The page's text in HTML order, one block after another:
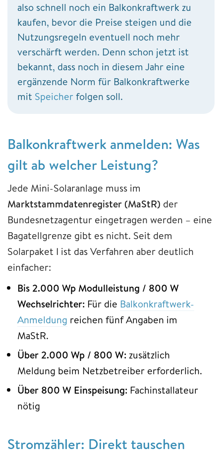
also schnell noch ein Balkonkraftwerk zu
kaufen, bevor die Preise steigen und die
Nutzungsregeln eventuell noch mehr
verschärft werden. Denn schon jetzt ist
bekannt, dass noch in diesem Jahr eine
ergänzende Norm für Balkonkraftwerke
mit Speicherfolgen soll.
Balkonkraftwerk anmelden: Was
gilt ab welcher Leistung?
Jede Mini-Solaranlage muss im
Marktstammdatenregister (MaStR) der
Bundesnetzagentur eingetragen werden – eine
Bagatellgrenze gibt es nicht. Seit dem
Solarpaket I ist das Verfahren aber deutlich
einfacher:
Bis 2.000 Wp Modulleistung / 800 W
Wechselrichter: Für die Balkonkraftwerk-
Anmeldung reichen fünf Angaben im
MaStR.
Über 2.000 Wp / 800 W: zusätzlich
Meldung beim Netzbetreiber erforderlich.
Über 800 W Einspeisung: Fachinstallateur
nötig
Stromzähler: Direkt tauschen